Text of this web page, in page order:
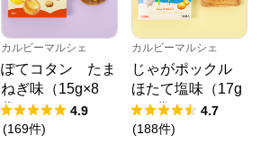
カルビーマルシェ
ぽてコタン たま
ねぎ味（15g×8
袋）
4.9
(169件)
カルビーマルシェ
じゃがポックル
ほたて塩味（17g
×10袋）
4.7
(188件)